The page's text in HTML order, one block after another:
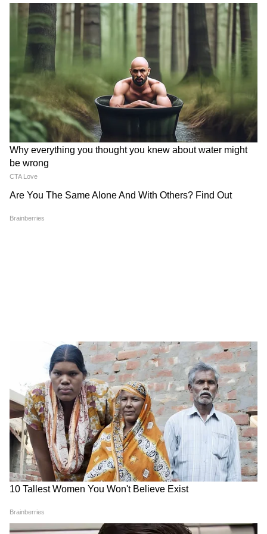
Image Credit : X
আজ বিকেলের পর হতে পারে বৃদ্ধি। আজ বিক্ষিপ্ত
বৃষ্টির সম্ভাবনা আছে বিভিন্ন জেলায়। বিকেলর পর
বৃষ্টি হতে পারে উত্তর ২৪ পরগনা, দক্ষিণ ২৪ পরগনা,
পূর্ব মেদিনীপুর, মুর্শিদাবাদ, নদিয়া, পূর্ব ও পশ্চিম
বর্ধমান। তবে, কলকাতায় কোনও বৃষ্টির সম্ভাবনা
নেই।
4
দক্ষিণে গরম থাকসেও উত্তরবঙ্গের আবহাওয়া
একেবারে ভিন্ন। সেখানে ভারী থেকে অতি
ভারীবর্ষণের সম্ভাবনা আছে। আজ বুধবার
কোচবিহার, আলিপুরদুয়ার, জলপাইগুড়ি-তে হতে
পারে বিক্ষিপ্ত বৃষ্টি। দার্জিলিং, কালিম্পং,
আলিপুরদুয়ারেও হবে বৃষ্টি।
5
5